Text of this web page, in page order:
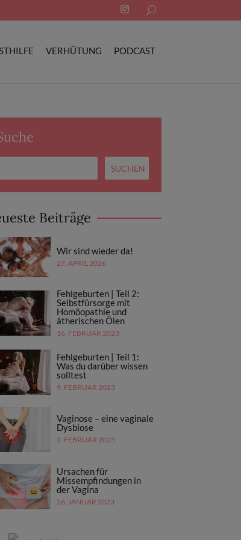
for:
VERHÜTUNG PODCAST
Beiträge
Wir sind wieder da!
27. APRIL 2026
Fehlgeburten | Teil 2:
Selbstfürsorge mit
Homöopathie und
ätherischen Ölen
16. FEBRUAR 2023
Fehlgeburten | Teil 1:
Was du darüber wissen
solltest
9. FEBRUAR 2023
Vaginose – eine vaginale
Dysbiose
2. FEBRUAR 2023
Ursachen für
Missempfindungen in
der Vagina
26. JANUAR 2023